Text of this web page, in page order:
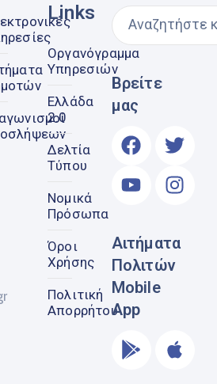
Links
Οργανόγραμμα
Υπηρεσιών
Ελλάδα
2.0
Δελτία
Τύπου
Νομικά
Πρόσωπα
Όροι
Χρήσης
Πολιτική
Απορρήτου
Βρείτε
μας
Αιτήματα
Πολιτών
Mobile
App